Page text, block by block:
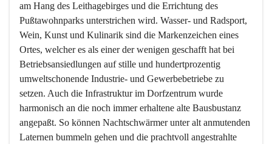
am Hang des Leithagebirges und die Errichtung des
Pußtawohnparks unterstrichen wird. Wasser- und Radsport,
Wein, Kunst und Kulinarik sind die Markenzeichen eines
Ortes, welcher es als einer der wenigen geschafft hat bei
Betriebsansiedlungen auf stille und hundertprozentig
umweltschonende Industrie- und Gewerbebetriebe zu
setzen. Auch die Infrastruktur im Dorfzentrum wurde
harmonisch an die noch immer erhaltene alte Bausbustanz
angepaßt. So können Nachtschwärmer unter alt anmutenden
Laternen bummeln gehen und die prachtvoll angestrahlte